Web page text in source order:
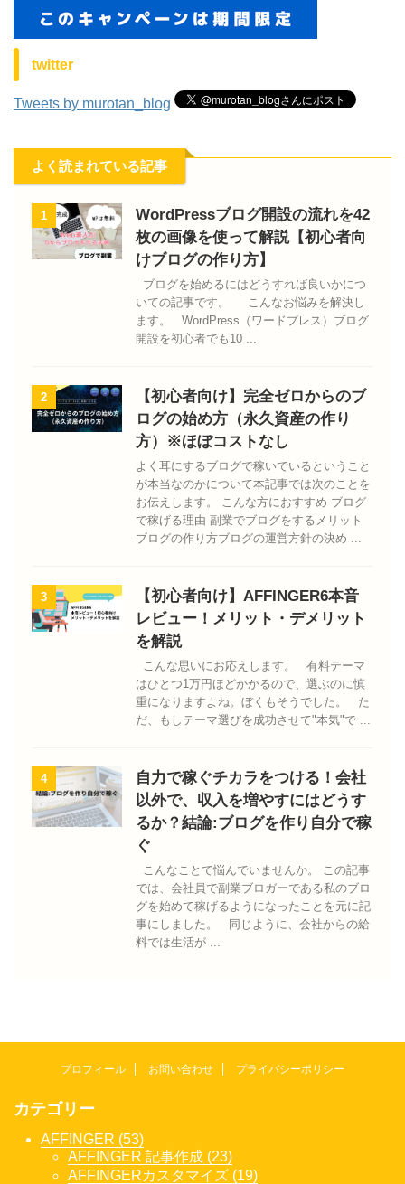
twitter
Tweets by murotan_blog
よく読まれている記事
1
WordPressブログ開設の流れを42
枚の画像を使って解説【初心者向
けブログの作り方】
ブログを始めるにはどうすれば良いかにつ
いての記事です。 こんなお悩みを解決し
ます。 WordPress（ワードプレス）ブログ
開設を初心者でも10 ...
2
【初心者向け】完全ゼロからのブ
ログの始め方（永久資産の作り
方）※ほぼコストなし
よく耳にするブログで稼いでいるということ
が本当なのかについて本記事では次のことを
お伝えします。 こんな方におすすめ ブログ
で稼げる理由 副業でブログをするメリット
ブログの作り方ブログの運営方針の決め ...
3
【初心者向け】AFFINGER6本音
レビュー！メリット・デメリット
を解説
こんな思いにお応えします。 有料テーマ
はひとつ1万円ほどかかるので、選ぶのに慎
重になりますよね。ぼくもそうでした。 た
だ、もしテーマ選びを成功させて"本気"で ...
4
自力で稼ぐチカラをつける！会社
以外で、収入を増やすにはどうす
るか？結論:ブログを作り自分で稼
ぐ
こんなことで悩んでいませんか。 この記事
では、会社員で副業ブロガーである私のブロ
グを始めて稼げるようになったことを元に記
事にしました。 同じように、会社からの給
料では生活が ...
プロフィール お問い合わせ プライバシーポリシー
カテゴリー
AFFINGER (53)
AFFINGER 記事作成 (23)
AFFINGERカスタマイズ (19)